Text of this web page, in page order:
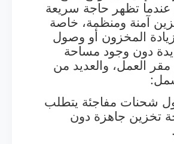
عندما تظهر حاجة سريعة
آمنة ومنظمة، خاصة
المخزون أو وصول
دون وجود مساحة
العمل، والعديد من
شحنات مفاجئة يتطلب
تخزين جاهزة دون